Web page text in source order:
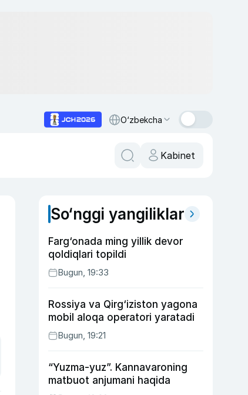
O‘zbekcha
Kabinet
So‘nggi yangiliklar
Farg‘onada ming yillik devor
qoldiqlari topildi
Bugun, 19:33
Rossiya va Qirg‘iziston yagona
mobil aloqa operatori yaratadi
Bugun, 19:21
“Yuzma-yuz”. Kannavaroning
matbuot anjumani haqida